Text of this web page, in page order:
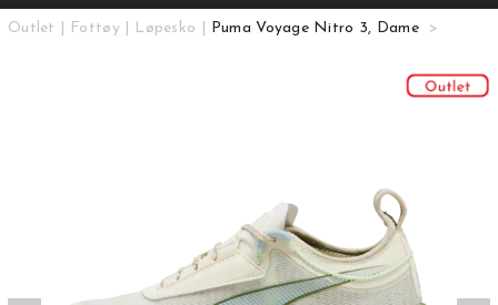
Outlet Fottøy Løpesko Puma Voyage Nitro 3, Dame